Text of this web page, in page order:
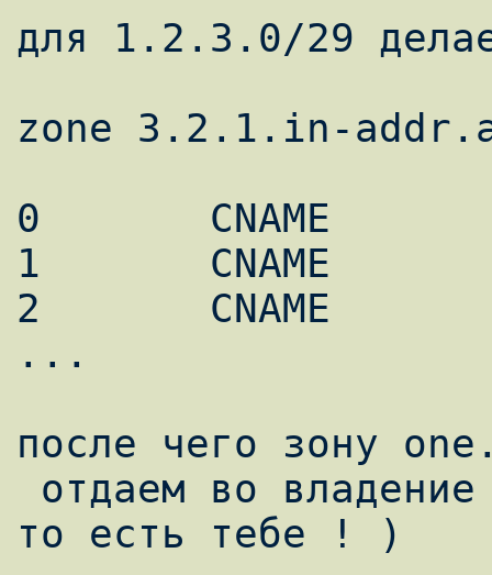
для 1.2.3.0/29
zone 3.2.1.in-
0       CNAME
1       CNAME
2       CNAME
...
после чего зону
то есть тебе ! )